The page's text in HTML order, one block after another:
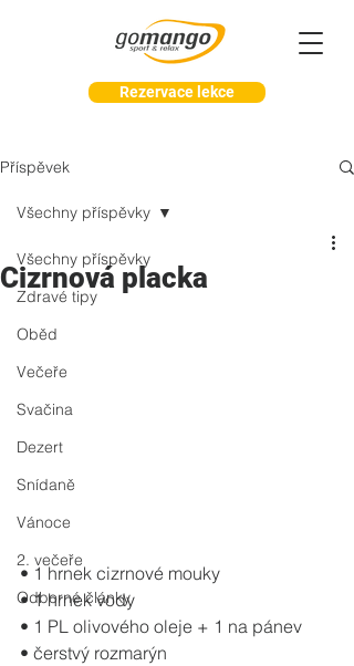
Rezervace lekce
Příspěvek
Všechny příspěvky
Zdravé tipy
Oběd
Večeře
Svačina
Dezert
Snídaně
Vánoce
2. večeře
Odborné články
Všechny příspěvky
Cizrnová placka
• 1 hrnek cizrnové mouky
• 1 hrnek vody
• 1 PL olivového oleje + 1 na pánev
• čerstvý rozmarýn